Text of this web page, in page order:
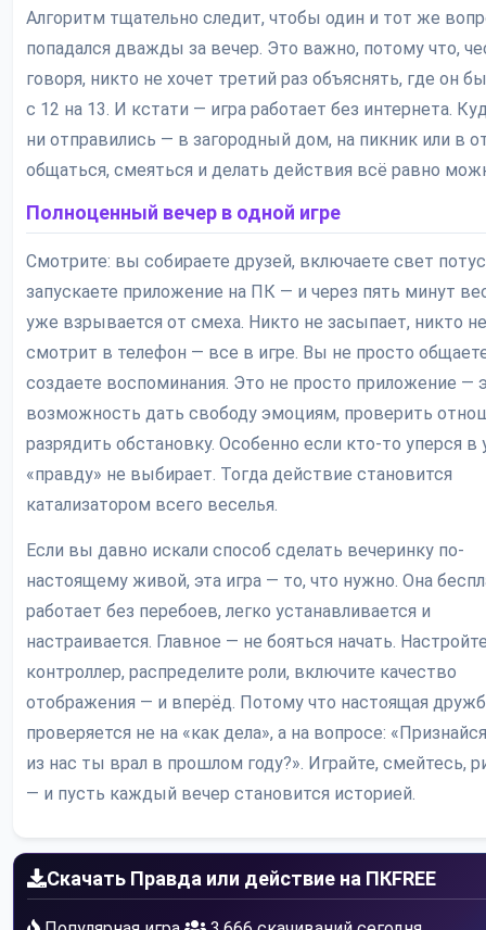
Алгоритм тщательно следит, чтобы один и тот же
попадался дважды за вечер. Это важно, потому что,
говоря, никто не хочет третий раз объяснять, где он
с 12 на 13. И кстати — игра работает без интернета.
ни отправились — в загородный дом, на пикник или в
общаться, смеяться и делать действия всё равно
Полноценный вечер в одной игре
Смотрите: вы собираете друзей, включаете свет
запускаете приложение на ПК — и через пять минут
уже взрывается от смеха. Никто не засыпает, никто не
смотрит в телефон — все в игре. Вы не просто
создаете воспоминания. Это не просто приложение —
возможность дать свободу эмоциям, проверить
разрядить обстановку. Особенно если кто-то уперся в
«правду» не выбирает. Тогда действие становится
катализатором всего веселья.
Если вы давно искали способ сделать вечеринку по-
настоящему живой, эта игра — то, что нужно. Она
работает без перебоев, легко устанавливается и
настраивается. Главное — не бояться начать.
контроллер, распределите роли, включите качество
отображения — и вперёд. Потому что настоящая
проверяется не на «как дела», а на вопросе:
из нас ты врал в прошлом году?». Играйте, смейтесь,
— и пусть каждый вечер становится историей.
Скачать Правда или действие на ПКFREE